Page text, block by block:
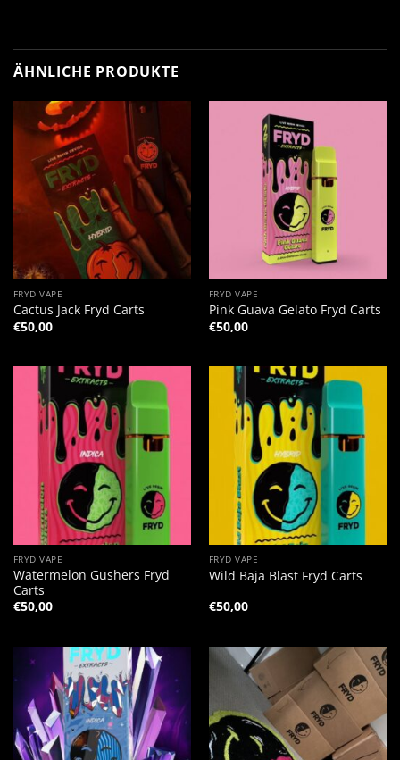
ÄHNLICHE PRODUKTE
FRYD VAPE
Cactus Jack Fryd Carts
€50,00
FRYD VAPE
Pink Guava Gelato Fryd Carts
€50,00
FRYD VAPE
Watermelon Gushers Fryd
Carts
€50,00
FRYD VAPE
Wild Baja Blast Fryd Carts
€50,00